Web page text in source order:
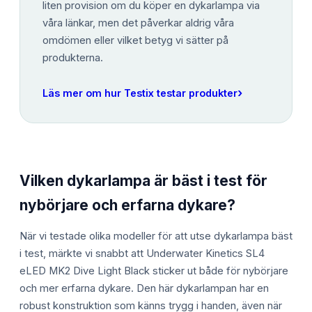
liten provision om du köper en dykarlampa via
våra länkar, men det påverkar aldrig våra
omdömen eller vilket betyg vi sätter på
produkterna.
Läs mer om hur Testix testar produkter›
Vilken dykarlampa är bäst i test för
nybörjare och erfarna dykare?
När vi testade olika modeller för att utse dykarlampa bäst
i test, märkte vi snabbt att Underwater Kinetics SL4
eLED MK2 Dive Light Black sticker ut både för nybörjare
och mer erfarna dykare. Den här dykarlampan har en
robust konstruktion som känns trygg i handen, även när